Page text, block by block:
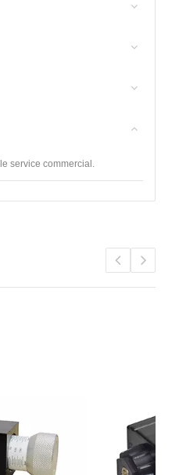
service commercial.